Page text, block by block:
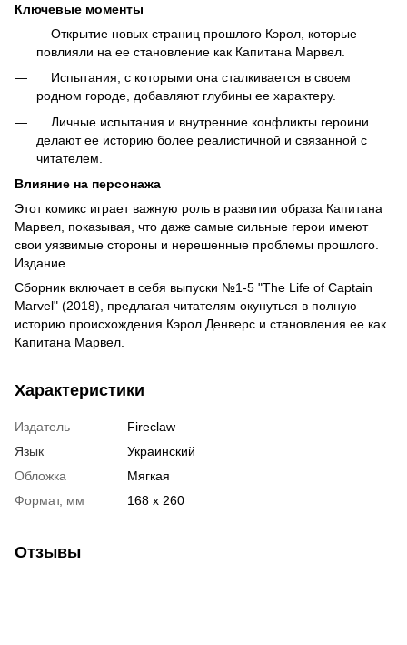
Ключевые моменты
Открытие новых страниц прошлого Кэрол, которые
повлияли на ее становление как Капитана Марвел.
Испытания, с которыми она сталкивается в своем
родном городе, добавляют глубины ее характеру.
Личные испытания и внутренние конфликты героини
делают ее историю более реалистичной и связанной с
читателем.
Влияние на персонажа
Этот комикс играет важную роль в развитии образа Капитана
Марвел, показывая, что даже самые сильные герои имеют
свои уязвимые стороны и нерешенные проблемы прошлого.
Издание
Сборник включает в себя выпуски №1-5 "The Life of Captain
Marvel" (2018), предлагая читателям окунуться в полную
историю происхождения Кэрол Денверс и становления ее как
Капитана Марвел.
Характеристики
Издатель
Fireclaw
Язык
Украинский
Обложка
Мягкая
Формат, мм
168 х 260
Отзывы